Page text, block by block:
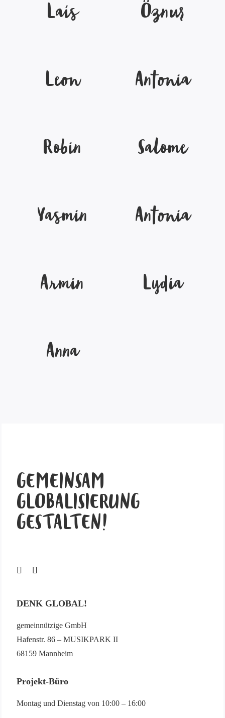
Laís Öznur
Leon Antonia
Robin Salome
Yasmin Antonia
Armin Lydia
Anna
GEMEINSAM
GLOBALISIERUNG
GESTALTEN!
DENK GLOBAL!
gemeinnützige GmbH
Hafenstr. 86 – MUSIKPARK II
68159 Mannheim
Projekt-Büro
Montag und Dienstag von 10:00 – 16:00